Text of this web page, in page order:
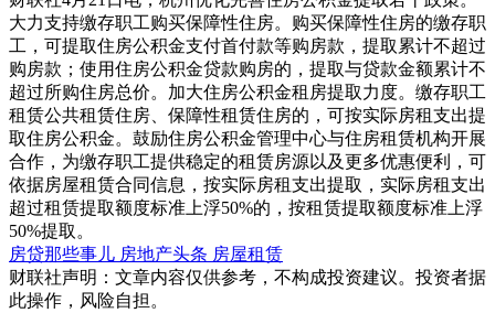
大力支持缴存职工购买保障性住房。购买保障性住房的缴存职
工，可提取住房公积金支付首付款等购房款，提取累计不超过
购房款；使用住房公积金贷款购房的，提取与贷款金额累计不
超过所购住房总价。加大住房公积金租房提取力度。缴存职工
租赁公共租赁住房、保障性租赁住房的，可按实际房租支出提
取住房公积金。鼓励住房公积金管理中心与住房租赁机构开展
合作，为缴存职工提供稳定的租赁房源以及更多优惠便利，可
依据房屋租赁合同信息，按实际房租支出提取，实际房租支出
超过租赁提取额度标准上浮50%的，按租赁提取额度标准上浮
50%提取。
房贷那些事儿 房地产头条 房屋租赁
财联社声明：文章内容仅供参考，不构成投资建议。投资者据
此操作，风险自担。